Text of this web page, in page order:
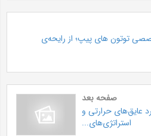
توتون ‌های پیپ؛ از رایحه‌ی
صفحه بعد
عایق‌های حرارتی و
استراتژی‌های...